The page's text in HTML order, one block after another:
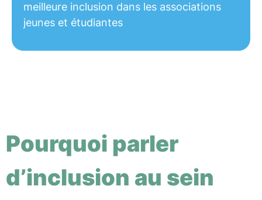
meilleure inclusion dans les associations
jeunes et étudiantes
Pourquoi parler
d’inclusion au sein